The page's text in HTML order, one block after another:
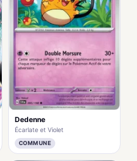
Dedenne
Écarlate et Violet
COMMUNE